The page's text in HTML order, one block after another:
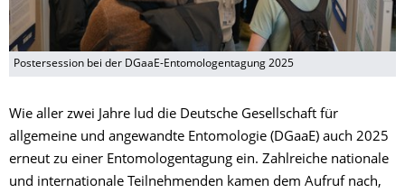
Postersession bei der DGaaE-Entomologentagung 2025
Wie aller zwei Jahre lud die Deutsche Gesellschaft für
allgemeine und angewandte Entomologie (DGaaE) auch 2025
erneut zu einer Entomologentagung ein. Zahlreiche nationale
und internationale Teilnehmenden kamen dem Aufruf nach,